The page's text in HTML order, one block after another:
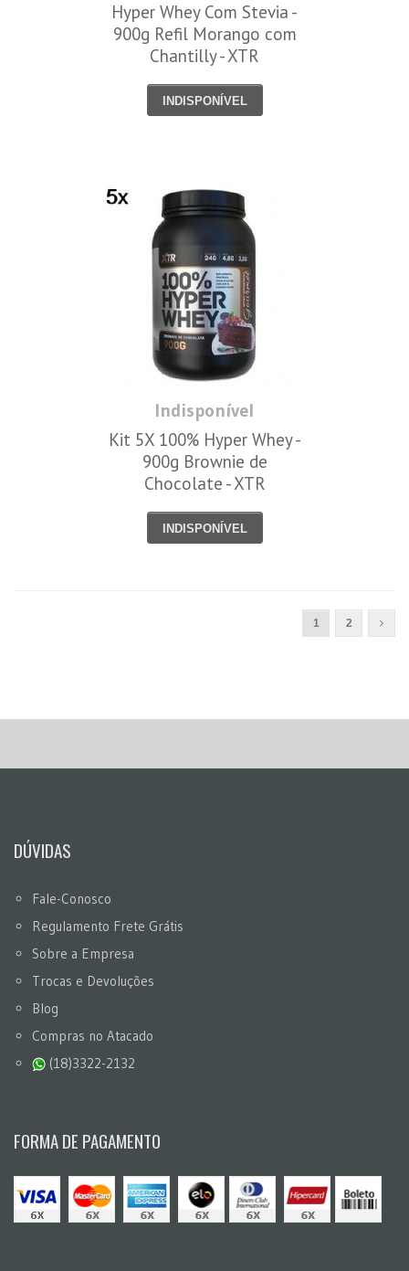
Hyper Whey Com Stevia -
900g Refil Morango com
Chantilly - XTR
INDISPONÍVEL
Indisponível
Kit 5X 100% Hyper Whey -
900g Brownie de
Chocolate - XTR
INDISPONÍVEL
1 2
DÚVIDAS
Fale-Conosco
Regulamento Frete Grátis
Sobre a Empresa
Trocas e Devoluções
Blog
Compras no Atacado
(18)3322-2132
FORMA DE PAGAMENTO